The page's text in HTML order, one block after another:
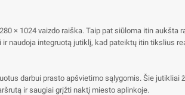
× 1024 vaizdo raiška. Taip pat siūloma itin
naudoja integruotą jutiklį, kad pateiktų itin tikslius
darbui prasto apšvietimo sąlygomis. Šie
ir saugiai grįžti naktį miesto aplinkoje.